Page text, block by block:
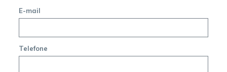
E-mail
Telefone